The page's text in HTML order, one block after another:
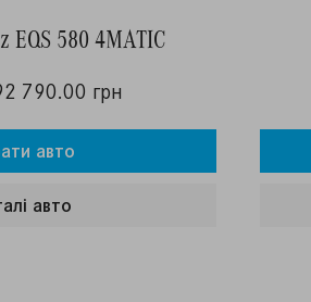
EQS 580 4MATIC
790.00 грн
авто
авто